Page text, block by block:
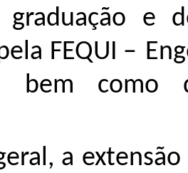
e
FEQUI
bem como
a